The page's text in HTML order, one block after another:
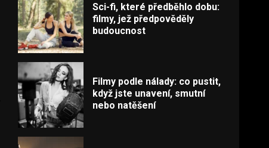
Sci-fi, které předběhlo dobu:
filmy, jež předpověděly
budoucnost
Filmy podle nálady: co pustit,
když jste unavení, smutní
nebo natěšení